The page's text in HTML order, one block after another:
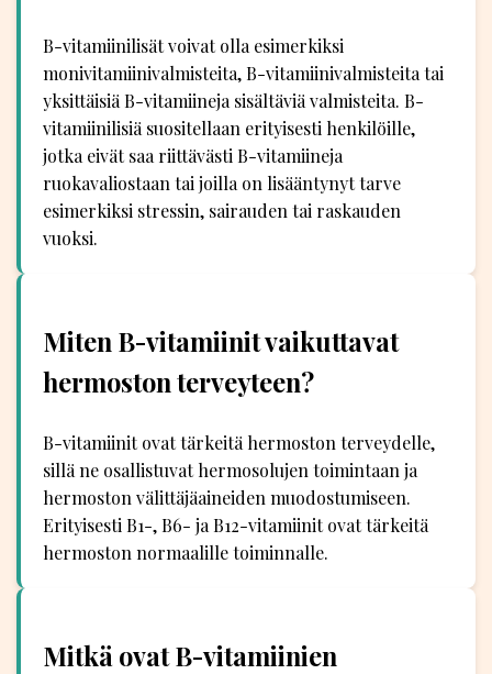
B-vitamiinilisät voivat olla esimerkiksi
monivitamiinivalmisteita, B-vitamiinivalmisteita tai
yksittäisiä B-vitamiineja sisältäviä valmisteita. B-
vitamiinilisiä suositellaan erityisesti henkilöille,
jotka eivät saa riittävästi B-vitamiineja
ruokavaliostaan tai joilla on lisääntynyt tarve
esimerkiksi stressin, sairauden tai raskauden
vuoksi.
Miten B-vitamiinit vaikuttavat
hermoston terveyteen?
B-vitamiinit ovat tärkeitä hermoston terveydelle,
sillä ne osallistuvat hermosolujen toimintaan ja
hermoston välittäjäaineiden muodostumiseen.
Erityisesti B1-, B6- ja B12-vitamiinit ovat tärkeitä
hermoston normaalille toiminnalle.
Mitkä ovat B-vitamiinien